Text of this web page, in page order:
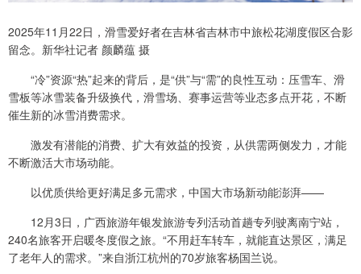
2025年11月22日，滑雪爱好者在吉林省吉林市中旅松花湖度假区合影
留念。新华社记者 颜麟蕴 摄
“冷”资源“热”起来的背后，是“供”与“需”的良性互动：压雪车、滑
雪板等冰雪装备升级换代，滑雪场、赛事运营等业态多点开花，不断
催生新的冰雪消费需求。
激发有潜能的消费、扩大有效益的投资，从供需两侧发力，才能
不断激活大市场动能。
以优质供给更好满足多元需求，中国大市场新动能澎湃——
12月3日，广西旅游年银发旅游专列活动首趟专列驶离南宁站，
240名旅客开启暖冬度假之旅。“不用赶车转车，就能直达景区，满足
了老年人的需求。”来自浙江杭州的70岁旅客杨国兰说。